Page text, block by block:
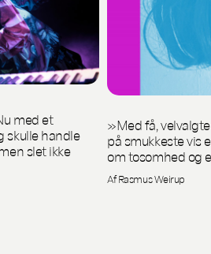
med et
skulle handle
slet ikke
»Med få,
på smukkeste
om tosomhed og
Af Rasmus Weirup